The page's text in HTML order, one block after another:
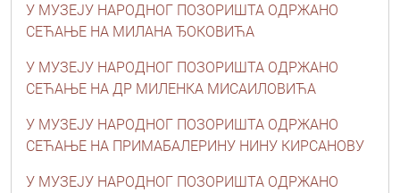
У МУЗЕЈУ НАРОДНОГ ПОЗОРИШТА ОДРЖАНО
СЕЋАЊЕ НА МИЛАНА ЂОКОВИЋА
У МУЗЕЈУ НАРОДНОГ ПОЗОРИШТА ОДРЖАНО
СЕЋАЊЕ НА ДР МИЛЕНКА МИСАИЛОВИЋА
У МУЗЕЈУ НАРОДНОГ ПОЗОРИШТА ОДРЖАНО
СЕЋАЊЕ НА ПРИМАБАЛЕРИНУ НИНУ КИРСАНОВУ
У МУЗЕЈУ НАРОДНОГ ПОЗОРИШТА ОДРЖАНО